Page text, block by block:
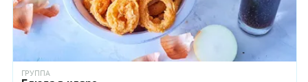
ГРУППА